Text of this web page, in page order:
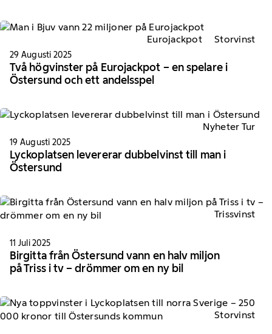
Eurojackpot Storvinst
29 Augusti 2025
Två högvinster på Eurojackpot – en spelare i
Östersund och ett andelsspel
Nyheter Tur
19 Augusti 2025
Lyckoplatsen levererar dubbelvinst till man i
Östersund
Trissvinst
11 Juli 2025
Birgitta från Östersund vann en halv miljon
på Triss i tv – drömmer om en ny bil
Storvinst